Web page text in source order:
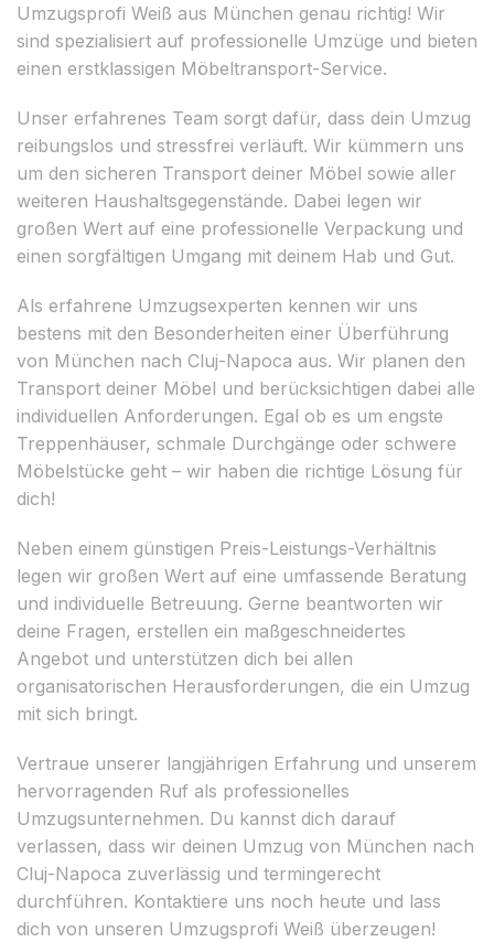
Umzugsprofi Weiß aus München genau richtig! Wir
sind spezialisiert auf professionelle Umzüge und bieten
einen erstklassigen Möbeltransport-Service.
Unser erfahrenes Team sorgt dafür, dass dein Umzug
reibungslos und stressfrei verläuft. Wir kümmern uns
um den sicheren Transport deiner Möbel sowie aller
weiteren Haushaltsgegenstände. Dabei legen wir
großen Wert auf eine professionelle Verpackung und
einen sorgfältigen Umgang mit deinem Hab und Gut.
Als erfahrene Umzugsexperten kennen wir uns
bestens mit den Besonderheiten einer Überführung
von München nach Cluj-Napoca aus. Wir planen den
Transport deiner Möbel und berücksichtigen dabei alle
individuellen Anforderungen. Egal ob es um engste
Treppenhäuser, schmale Durchgänge oder schwere
Möbelstücke geht – wir haben die richtige Lösung für
dich!
Neben einem günstigen Preis-Leistungs-Verhältnis
legen wir großen Wert auf eine umfassende Beratung
und individuelle Betreuung. Gerne beantworten wir
deine Fragen, erstellen ein maßgeschneidertes
Angebot und unterstützen dich bei allen
organisatorischen Herausforderungen, die ein Umzug
mit sich bringt.
Vertraue unserer langjährigen Erfahrung und unserem
hervorragenden Ruf als professionelles
Umzugsunternehmen. Du kannst dich darauf
verlassen, dass wir deinen Umzug von München nach
Cluj-Napoca zuverlässig und termingerecht
durchführen. Kontaktiere uns noch heute und lass
dich von unseren Umzugsprofi Weiß überzeugen!